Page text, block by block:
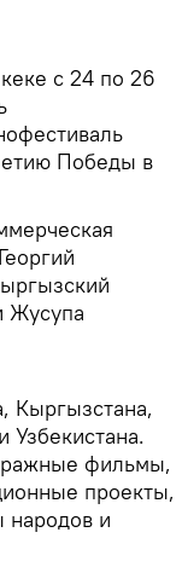
с 24 по 26
Победы в
Жусупа
Кыргызстана,
Узбекистана.
фильмы,
проекты,
и